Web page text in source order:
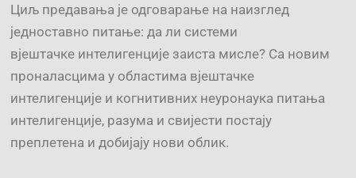
Циљ предавања је одговарање на наизглед
једноставно питање: да ли системи
вјештачке интелигенције заиста мисле? Са новим
проналасцима у областима вјештачке
интелигенције и когнитивних неуронаука питања
интелигенције, разума и свијести постају
преплетена и добијају нови облик.